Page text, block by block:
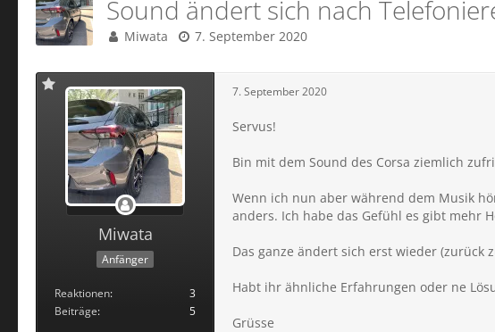
Sound ändert sich nach
Miwata 7. September 2020
Miwata
Anfänger
Reaktionen
3
Beiträge
5
7. September 2020
Servus!
Bin mit dem Sound des Corsa ziemlich
Wenn ich nun aber während dem Musik
anders. Ich habe das Gefühl es gibt mehr
Das ganze ändert sich erst wieder
Habt ihr ähnliche Erfahrungen oder ne
Grüsse